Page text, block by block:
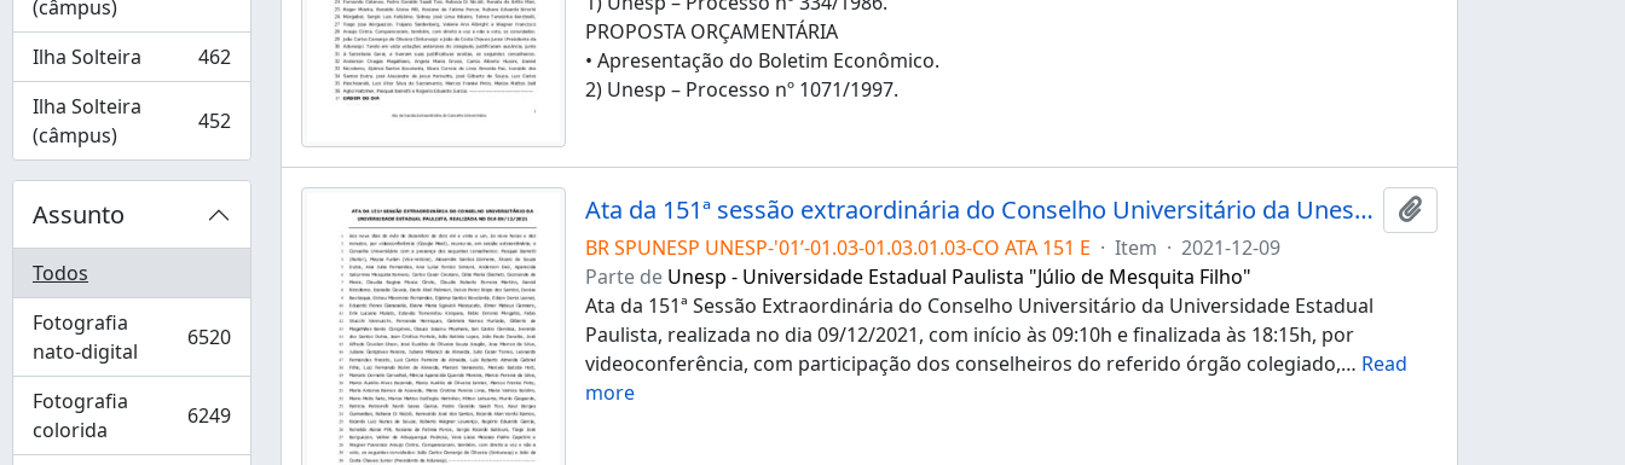
(câmpus)
, 542 resultados
Ilha Solteira
, 462 resultados
462
Ilha Solteira
(câmpus)
, 452 resultados 452
Assunto
Todos
Fotografia
nato-digital
, 6520 resultados 6520
Fotografia
colorida
, 6249 resultados 6249
PROPOSTA ORÇAMENTÁRIA
• Apresentação do Boletim Econômico.
2) Unesp – Processo nº 1071/1997.
Ata da 151ª sessão extraordinária do Conselho Universitário da Unesp de 09/12/2021
Adicionar à área de
BR SPUNESP UNESP-'01’-01.03-01.03.01.03-CO ATA 151 E · Item · 2021-12-09
Parte de Unesp - Universidade Estadual Paulista "Júlio de Mesquita Filho"
Ata da 151ª Sessão Extraordinária do Conselho Universitário da Universidade Estadual
Paulista, realizada no dia 09/12/2021, com início às 09:10h e finalizada às 18:15h, por
videoconferência, com participação dos conselheiros do referido órgão colegiado,… Read
more